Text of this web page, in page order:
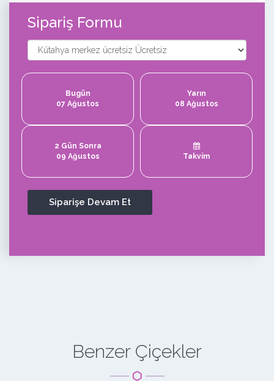
Sipariş Formu
Bugün
07 Ağustos
Yarın
08 Ağustos
2 Gün Sonra
09 Ağustos
Takvim
Benzer Çiçekler